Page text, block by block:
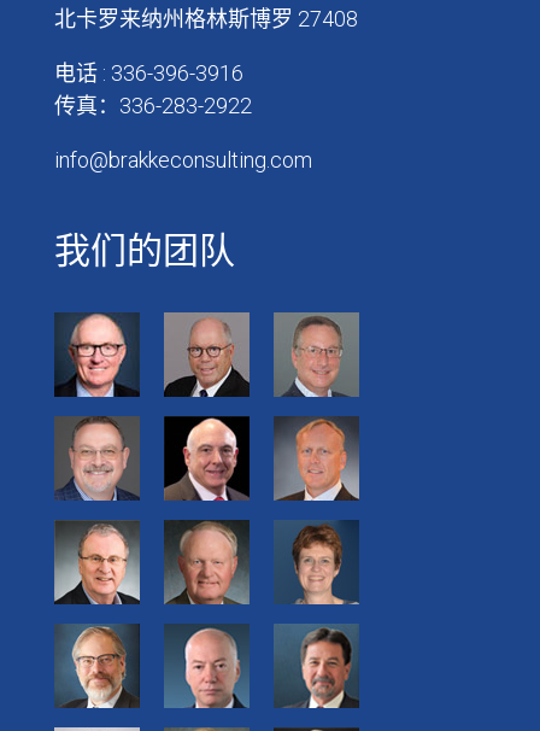
北卡罗来纳州格林斯博罗 27408
电话 : 336-396-3916
传真：336-283-2922
info@brakkeconsulting.com
我们的团队